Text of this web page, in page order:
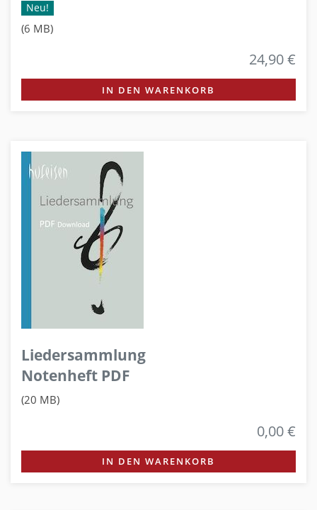
Neu!
(6 MB)
24,90 €
IN DEN WARENKORB
Liedersammlung
Notenheft PDF
(20 MB)
0,00 €
IN DEN WARENKORB